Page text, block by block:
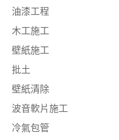
油漆工程
木工施工
壁紙施工
批土
壁紙清除
波音軟片施工
冷氣包管